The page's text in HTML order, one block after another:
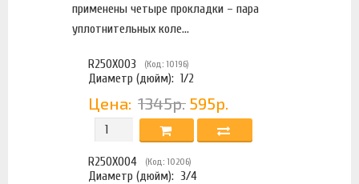
применены четыре прокладки – пара
уплотнительных коле...
R250X003 (Код: 10196)
Диаметр (дюйм): 1/2
Цена: 1345р. 595р.
R250X004 (Код: 10206)
Диаметр (дюйм): 3/4